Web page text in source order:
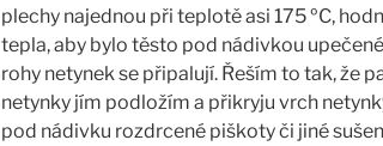
plechy najednou při teplotě asi 175 ºC,
tepla, aby bylo těsto pod nádivkou
rohy netynek se připalují. Řeším to tak, že
netynky jím podložím a přikryju vrch
pod nádivku rozdrcené piškoty či jiné